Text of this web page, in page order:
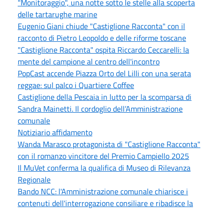
delle tartarughe marine
Eugenio Giani chiude "Castiglione Racconta" con il
racconto di Pietro Leopoldo e delle riforme toscane
"Castiglione Racconta" ospita Riccardo Ceccarelli: la
mente del campione al centro dell'incontro
PopCast accende Piazza Orto del Lilli con una serata
reggae: sul palco i Quartiere Coffee
Castiglione della Pescaia in lutto per la scomparsa di
Sandra Mainetti. Il cordoglio dell’Amministrazione
comunale
Notiziario affidamento
Wanda Marasco protagonista di "Castiglione Racconta"
con il romanzo vincitore del Premio Campiello 2025
Il MuVet conferma la qualifica di Museo di Rilevanza
Regionale
Bando NCC: l'Amministrazione comunale chiarisce i
contenuti dell'interrogazione consiliare e ribadisce la